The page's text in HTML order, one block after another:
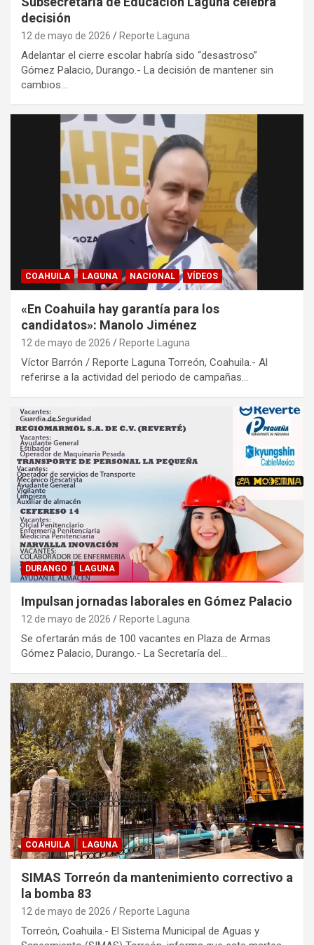
decisión
12 de mayo de 2026 Reporte Laguna
Adelantar el cierre escolar habría sido “desastroso”
Gómez Palacio, Durango.- La decisión de mantener sin
cambios…
COAHUILA LAGUNA NACIONAL VÍDEOS
«En Coahuila hay garantía para los
candidatos»: Manolo Jiménez
12 de mayo de 2026 Reporte Laguna
Víctor Barrón / Reporte Laguna Torreón, Coahuila.- Al
referirse a la actividad del periodo de campañas…
DURANGO LAGUNA
Impulsan jornadas laborales en Gómez Palacio
12 de mayo de 2026 Reporte Laguna
Se ofertarán más de 100 vacantes en Plaza de Armas
Gómez Palacio, Durango.- La Secretaría del…
COAHUILA LAGUNA
SIMAS Torreón da mantenimiento correctivo a
la bomba 83
12 de mayo de 2026 Reporte Laguna
Torreón, Coahuila.- El Sistema Municipal de Aguas y